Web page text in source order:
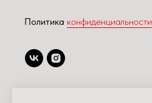
Политика конфиденциальности